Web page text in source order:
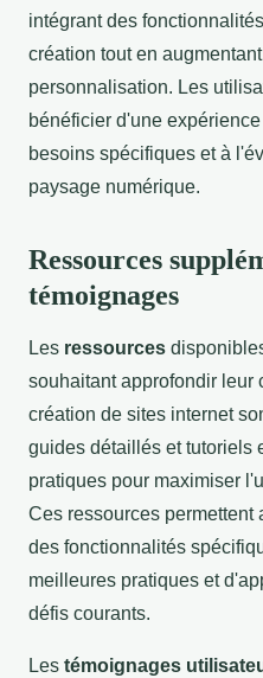
intégrant des
création tout en
personnalisation. Les
bénéficier d'une
besoins spécifiques et à
paysage numérique.
Ressources
témoignages
Les ressources
souhaitant approfondir leur
création de sites internet
guides détaillés et tutoriels
pratiques pour maximiser
Ces ressources permettent
des fonctionnalités
meilleures pratiques et
défis courants.
Les témoignages